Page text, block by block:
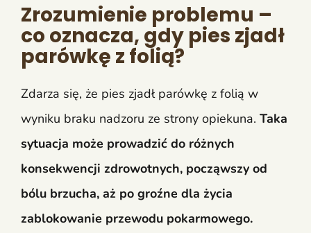
Zrozumienie problemu –
co oznacza, gdy pies zjadł
parówkę z folią?
Zdarza się, że pies zjadł parówkę z folią w
wyniku braku nadzoru ze strony opiekuna. Taka
sytuacja może prowadzić do różnych
konsekwencji zdrowotnych, począwszy od
bólu brzucha, aż po groźne dla życia
zablokowanie przewodu pokarmowego.